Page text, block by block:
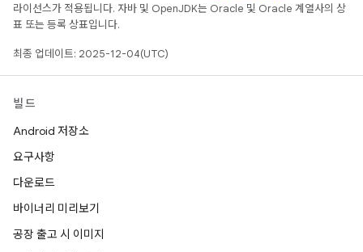
라이선스가 적용됩니다. 자바 및 OpenJDK는 Oracle 및 Oracle 계열사의 상
표 또는 등록 상표입니다.
최종 업데이트: 2025-12-04(UTC)
빌드
Android 저장소
요구사항
다운로드
바이너리 미리보기
공장 출고 시 이미지